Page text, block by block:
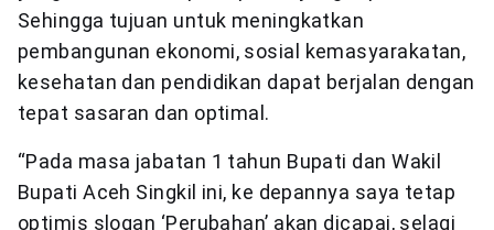
Sehingga tujuan untuk meningkatkan
pembangunan ekonomi, sosial kemasyarakatan,
kesehatan dan pendidikan dapat berjalan dengan
tepat sasaran dan optimal.
“Pada masa jabatan 1 tahun Bupati dan Wakil
Bupati Aceh Singkil ini, ke depannya saya tetap
optimis slogan ‘Perubahan’ akan dicapai, selagi